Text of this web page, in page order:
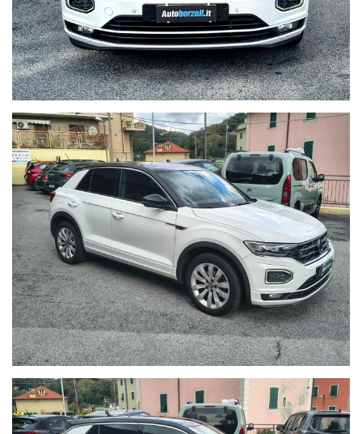
Perché scegliere AUTOBORZOLI?
Sappiamo che l’acquisto di un’auto usata è una questione di
fiducia. Per questo, ogni nostra vettura viene consegnata solo
dopo un rigoroso processo di ripristino:
- Zero Pensieri:Consegniamo l'auto pronta all'uso, evitandoti
- Certificazione Chilometrica:Trasparenza totale. I km sono
certificati in fattura e sottoscritti dal precedente proprietario.
- Igiene Protetta:
Interni lavati e sanificati con trattamento
professionale all’ozono e prodotti specifici a base alcolica.
- Documentazione Trasparente:
Riceverai un certificato delle
lavorazioni eseguite e lo stato d'uso analitico del veicolo.
Nota di Trasparenza:In Autoborzoli crediamo nell'onestà. I
prezzi esposti possono variare in base alle campagne
promozionali in corso o ai requisiti specifici del cliente.
Nonostante la cura nell'inserimento dei dati, potrebbero
esserci involontarie imprecisioni tecniche; vi invitiamo
pertanto a verificare le caratteristiche dello specifico veicolo
presso la nostra sede.